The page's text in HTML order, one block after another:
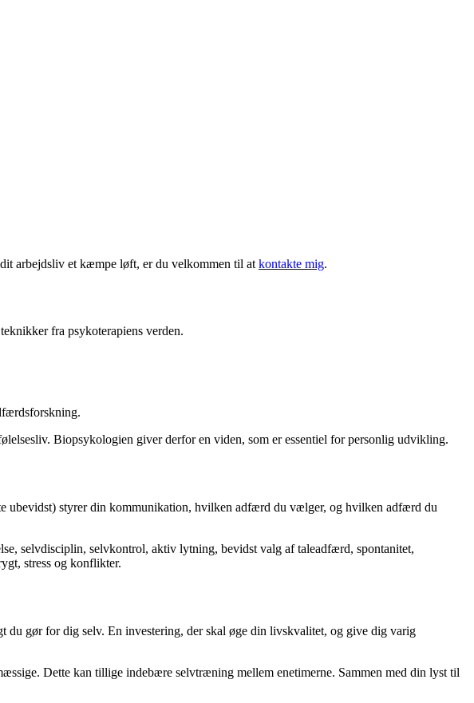
arbejdsliv et kæmpe løft, er du velkommen til at kontakte mig.
fra psykoterapiens verden.
Biopsykologien giver derfor en viden, som er essentiel for personlig udvikling.
ubevidst) styrer din kommunikation, hvilken adfærd du vælger, og hvilken adfærd du
selvdisciplin, selvkontrol, aktiv lytning, bevidst valg af taleadfærd, spontanitet,
stress og konflikter.
gør for dig selv. En investering, der skal øge din livskvalitet, og give dig varig
Dette kan tillige indebære selvtræning mellem enetimerne. Sammen med din lyst til